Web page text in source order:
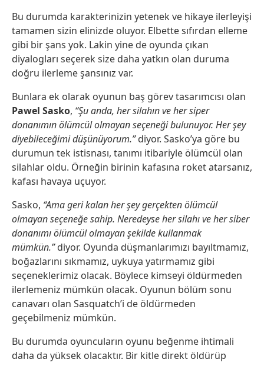
Bu durumda karakterinizin yetenek ve hikaye ilerleyişi
tamamen sizin elinizde oluyor. Elbette sıfırdan elleme
gibi bir şans yok. Lakin yine de oyunda çıkan
diyalogları seçerek size daha yatkın olan duruma
doğru ilerleme şansınız var.
Bunlara ek olarak oyunun baş görev tasarımcısı olan
Pawel Sasko, “Şu anda, her silahın ve her siper
donanımın ölümcül olmayan seçeneği bulunuyor. Her şey
diyebileceğimi düşünüyorum.”diyor. Sasko’ya göre bu
durumun tek istisnası, tanımı itibariyle ölümcül olan
silahlar oldu. Örneğin birinin kafasına roket atarsanız,
kafası havaya uçuyor.
Sasko, “Ama geri kalan her şey gerçekten ölümcül
olmayan seçeneğe sahip. Neredeyse her silahı ve her siber
donanımı ölümcül olmayan şekilde kullanmak
mümkün.”diyor. Oyunda düşmanlarımızı bayıltmamız,
boğazlarını sıkmamız, uykuya yatırmamız gibi
seçeneklerimiz olacak. Böylece kimseyi öldürmeden
ilerlemeniz mümkün olacak. Oyunun bölüm sonu
canavarı olan Sasquatch’i de öldürmeden
geçebilmeniz mümkün.
Bu durumda oyuncuların oyunu beğenme ihtimali
daha da yüksek olacaktır. Bir kitle direkt öldürüp